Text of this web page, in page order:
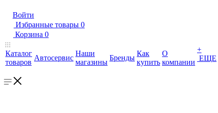
Войти
Избранные товары 0
Корзина 0
Каталог
товаров
Автосервис
Наши
магазины
Бренды
Как
купить
О
компании
+
ЕЩЕ